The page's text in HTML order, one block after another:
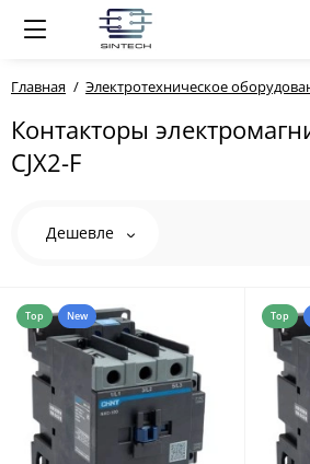
Главная Электротехническое
Контакторы
CJX2-F
Дешевле
Top New Top